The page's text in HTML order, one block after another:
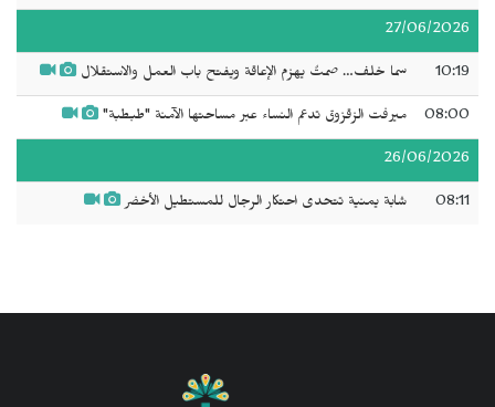
27/06/2026
10:19 سما خلف… صمتٌ يهزم الإعاقة ويفتح باب العمل والاستقلال
08:00 ميرفت الزقزوق تدعم النساء عبر مساحتها الآمنة "طبطبة"
26/06/2026
08:11 شابة يمنية تتحدى احتكار الرجال للمستطيل الأخضر